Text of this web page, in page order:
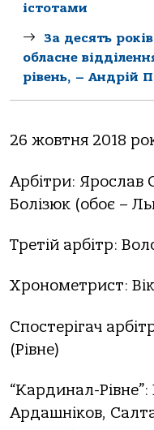
істотами
За десять
обласне
рівень, – Андрій
26 жовтня 2018
Арбітри: Ярослав
Болізюк (обоє –
Третій арбітр:
Хронометрист:
Спостерігач
(Рівне)
“Кардинал-
Ардашніков,